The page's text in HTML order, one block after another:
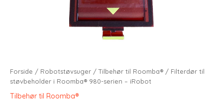
Forside / Robotstøvsuger /Tilbehør til Roomba® / Filterdør til
støvbeholder i Roomba® 980-serien – iRobot
Tilbehør til Roomba®